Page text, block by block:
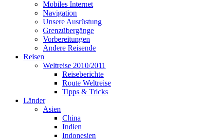
Mobiles Internet
Navigation
Unsere Ausrüstung
Grenzübergänge
Vorbereitungen
Andere Reisende
Reisen
Weltreise 2010/2011
Reiseberichte
Route Weltreise
Tipps & Tricks
Länder
Asien
China
Indien
Indonesien